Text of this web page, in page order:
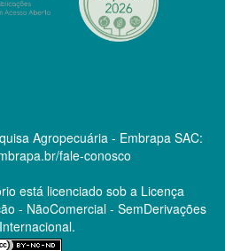
Agropecuária - Embrapa SAC:
fale-conosco
está licenciado sob a Licença
- NãoComercial - SemDerivações